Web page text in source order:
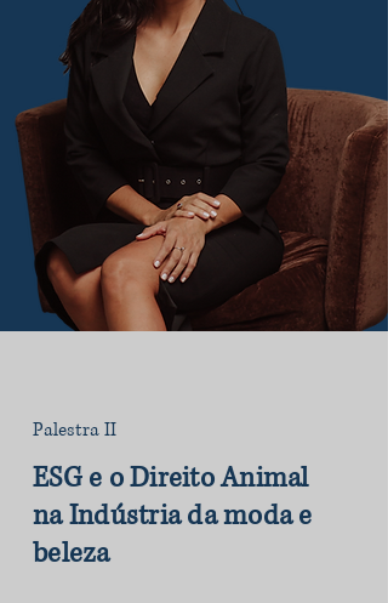
Palestra II
ESG e o Direito Animal
na Indústria da moda e
beleza